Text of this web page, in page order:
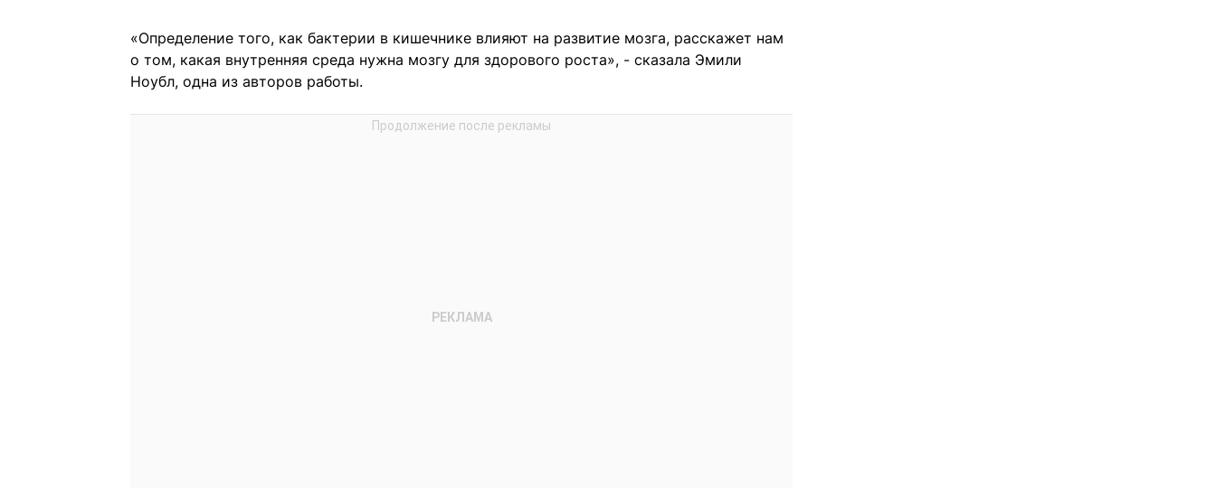
«Определение того, как бактерии в кишечнике влияют на развитие мозга, расскажет нам
о том, какая внутренняя среда нужна мозгу для здорового роста», - сказала Эмили
Ноубл, одна из авторов работы.